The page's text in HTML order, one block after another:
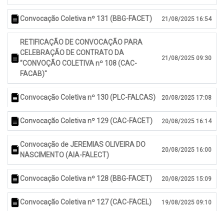
Convocação Coletiva nº 131 (BBG-FACET) 21/08/2025 16:54
RETIFICAÇÃO DE CONVOCAÇÃO PARA
CELEBRAÇÃO DE CONTRATO DA
"CONVOÇÃO COLETIVA nº 108 (CAC-
FACAB)"
21/08/2025 09:30
Convocação Coletiva nº 130 (PLC-FALCAS) 20/08/2025 17:08
Convocação Coletiva nº 129 (CAC-FACET) 20/08/2025 16:14
Convocação de JEREMIAS OLIVEIRA DO
NASCIMENTO (AIA-FALECT)
20/08/2025 16:00
Convocação Coletiva nº 128 (BBG-FACET) 20/08/2025 15:09
Convocação Coletiva nº 127 (CAC-FACEL) 19/08/2025 09:10